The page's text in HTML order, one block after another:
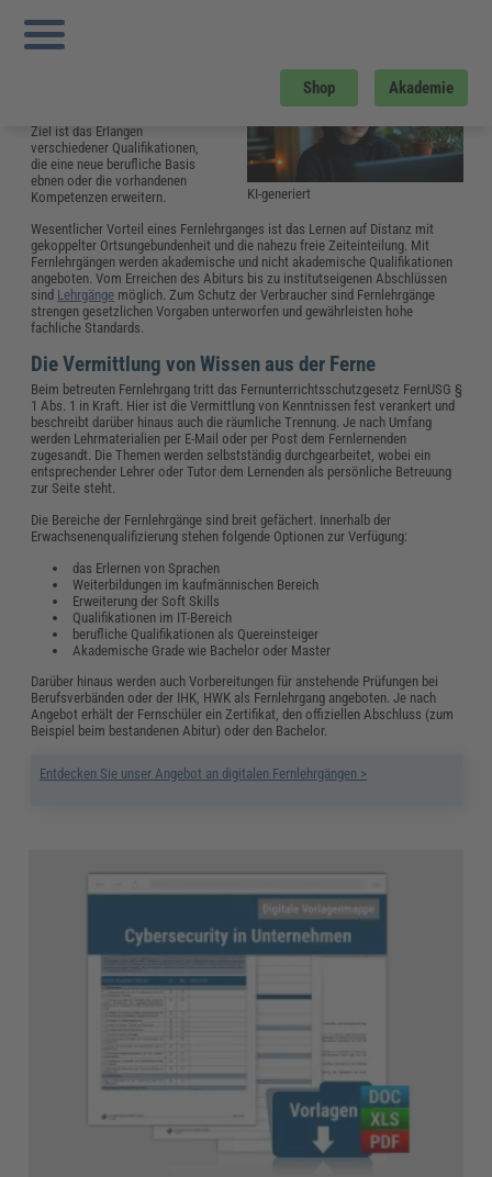
Shop Akademie
Sie sind hier:
Fernlehrgang
KI-generiert
Ziel ist das Erlangen
verschiedener Qualifikationen,
die eine neue berufliche Basis
ebnen oder die vorhandenen
Kompetenzen erweitern.
Wesentlicher Vorteil eines Fernlehrganges ist das Lernen auf Distanz mit
gekoppelter Ortsungebundenheit und die nahezu freie Zeiteinteilung. Mit
Fernlehrgängen werden akademische und nicht akademische Qualifikationen
angeboten. Vom Erreichen des Abiturs bis zu institutseigenen Abschlüssen
sind Lehrgänge möglich. Zum Schutz der Verbraucher sind Fernlehrgänge
strengen gesetzlichen Vorgaben unterworfen und gewährleisten hohe
fachliche Standards.
Die Vermittlung von Wissen aus der Ferne
Beim betreuten Fernlehrgang tritt das Fernunterrichtsschutzgesetz FernUSG §
1 Abs. 1 in Kraft. Hier ist die Vermittlung von Kenntnissen fest verankert und
beschreibt darüber hinaus auch die räumliche Trennung. Je nach Umfang
werden Lehrmaterialien per E-Mail oder per Post dem Fernlernenden
zugesandt. Die Themen werden selbstständig durchgearbeitet, wobei ein
entsprechender Lehrer oder Tutor dem Lernenden als persönliche Betreuung
zur Seite steht.
Die Bereiche der Fernlehrgänge sind breit gefächert. Innerhalb der
Erwachsenenqualifizierung stehen folgende Optionen zur Verfügung:
das Erlernen von Sprachen
Weiterbildungen im kaufmännischen Bereich
Erweiterung der Soft Skills
Qualifikationen im IT-Bereich
berufliche Qualifikationen als Quereinsteiger
Akademische Grade wie Bachelor oder Master
Darüber hinaus werden auch Vorbereitungen für anstehende Prüfungen bei
Berufsverbänden oder der IHK, HWK als Fernlehrgang angeboten. Je nach
Angebot erhält der Fernschüler ein Zertifikat, den offiziellen Abschluss (zum
Beispiel beim bestandenen Abitur) oder den Bachelor.
Entdecken Sie unser Angebot an digitalen Fernlehrgängen >